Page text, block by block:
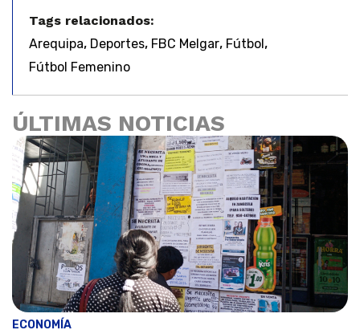
Tags relacionados:
Arequipa, Deportes, FBC Melgar, Fútbol,
Fútbol Femenino
ÚLTIMAS NOTICIAS
ECONOMÍA